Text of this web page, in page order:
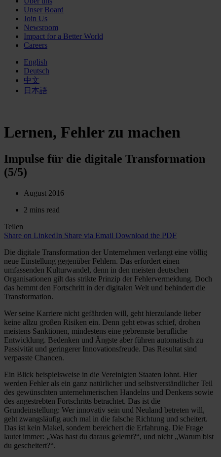
Unser Board
Join Us
Newsroom
Impact for a Better World
Careers
English
Deutsch
中文
日本語
Lernen, Fehler zu machen
Impulse für die digitale Transformation
(5/5)
August 2016
2 mins read
Teilen
Share on LinkedIn Share via Email Download the PDF
Die digitale Transformation der Unternehmen verlangt eine völlig
neue Einstellung gegenüber Fehlern. Das erfordert einen
umfassenden Kulturwandel, denn in den meisten deutschen
Organisationen gilt das strikte Prinzip der Fehlervermeidung. Doch
das hemmt den Fortschritt in der digitalen Welt und behindert die
Transformation.
Wer seine Karriere nicht gefährden will, geht hierzulande lieber
keine allzu großen Risiken ein. Denn geht etwas schief, drohen
meistens Sanktionen, mindestens eine gebremste berufliche
Entwicklung. Bedenken und Ängste aber führen automatisch zu
Passivität und geringerer Innovationsfreude. Das Resultat sind
verpasste Chancen.
Ein Blick beispielsweise in die Vereinigten Staaten lohnt. Hier
werden Fehler als ein ganz natürlicher und selbstverständlicher Teil
des gewünschten unternehmerischen Handelns und Denkens sowie
des angestrebten Fortschritts betrachtet. Das ist die
Grundeinstellung: Wer innovativ sein und Neuland betreten will,
geht zwangsläufig auch mal in die falsche Richtung und scheitert.
Das ist kein Makel, sondern bereichert die Erfahrung. Die Frage
lautet immer: „Was hast du daraus gelernt?“, und nicht „Warum bist
du gescheitert?“.